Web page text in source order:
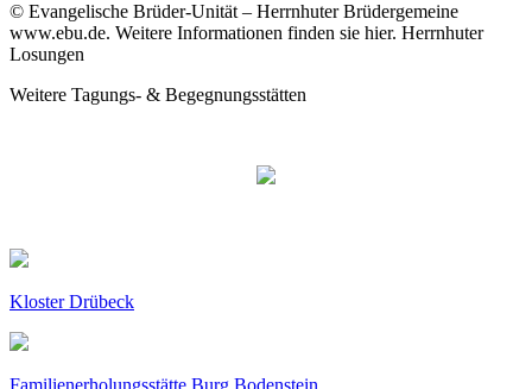
© Evangelische Brüder-Unität – Herrnhuter Brüdergemeine
www.ebu.de. Weitere Informationen finden sie hier. Herrnhuter
Losungen
Weitere Tagungs- & Begegnungsstätten
Kloster Drübeck
Familienerholungsstätte Burg Bodenstein